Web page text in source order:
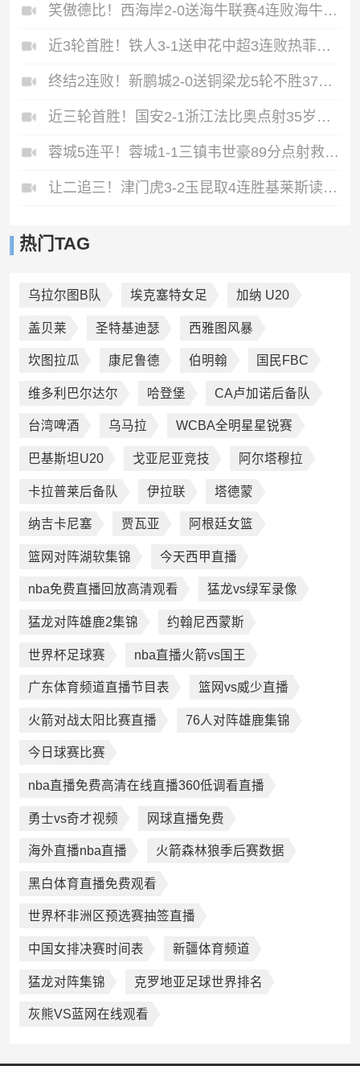
笑傲德比！西海岸2-0送海牛联赛4连败海牛仍垫底西海岸升至第二
近3轮首胜！铁人3-1送申花中超3连败热菲尼奥双响邦本宜裕传射
终结2连败！新鹏城2-0送铜梁龙5轮不胜37岁姜至鹏破门韦斯利建功
近三轮首胜！国安2-1浙江法比奥点射35岁张稀哲制胜王钰栋送助攻
蓉城5连平！蓉城1-1三镇韦世豪89分点射救主费利佩造点李昂破门
让二追三！津门虎3-2玉昆取4连胜基莱斯读秒绝杀萨尔瓦多破门
热门TAG
乌拉尔图B队 埃克塞特女足 加纳 U20
盖贝莱 圣特基迪瑟 西雅图风暴
坎图拉瓜 康尼鲁德 伯明翰 国民FBC
维多利巴尔达尔 哈登堡 CA卢加诺后备队
台湾啤酒 乌马拉 WCBA全明星星锐赛
巴基斯坦U20 戈亚尼亚竞技 阿尔塔穆拉
卡拉普莱后备队 伊拉联 塔德蒙
纳吉卡尼塞 贾瓦亚 阿根廷女篮
篮网对阵湖软集锦 今天西甲直播
nba免费直播回放高清观看 猛龙vs绿军录像
猛龙对阵雄鹿2集锦 约翰尼西蒙斯
世界杯足球赛 nba直播火箭vs国王
广东体育频道直播节目表 篮网vs威少直播
火箭对战太阳比赛直播 76人对阵雄鹿集锦
今日球赛比赛
nba直播免费高清在线直播360低调看直播
勇士vs奇才视频 网球直播免费
海外直播nba直播 火箭森林狼季后赛数据
黑白体育直播免费观看
世界杯非洲区预选赛抽签直播
中国女排决赛时间表 新疆体育频道
猛龙对阵集锦 克罗地亚足球世界排名
灰熊VS蓝网在线观看